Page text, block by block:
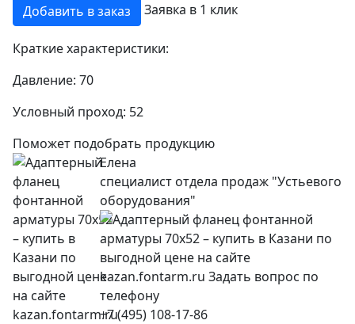
Добавить в заказ Заявка в 1 клик
Краткие характеристики:
Давление: 70
Условный проход: 52
Поможет подобрать продукцию
Елена
специалист отдела продаж "Устьевого
оборудования"
+7 (495) 108-17-86